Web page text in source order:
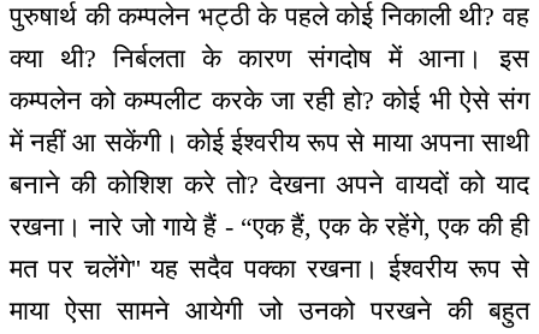
पुरुषार्थ की कम्पलेन भट्ठी के पहले कोई निकाली थी? वह
क्या थी? निर्बलता के कारण संगदोष में आना। इस
कम्पलेन को कम्पलीट करके जा रही हो? कोई भी ऐसे संग
में नहीं आ सकेंगी। कोई ईश्वरीय रूप से माया अपना साथी
बनाने की कोशिश करे तो? देखना अपने वायदों को याद
रखना। नारे जो गाये हैं - “एक हैं, एक के रहेंगे, एक की ही
मत पर चलेंगे'' यह सदैव पक्का रखना। ईश्वरीय रूप से
माया ऐसा सामने आयेगी जो उनको परखने की बहुत